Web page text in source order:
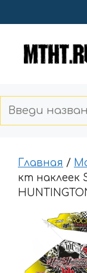
к
Главная /
кт наклеек